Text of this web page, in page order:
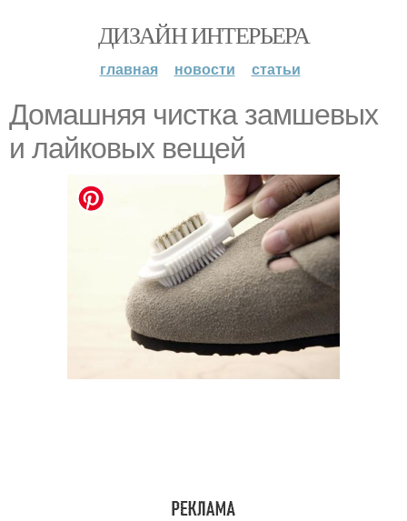
ДИЗАЙН ИНТЕРЬЕРА
главная новости статьи
Домашняя чистка замшевых
и лайковых вещей